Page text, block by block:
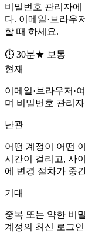
비밀번호 관리자에
다. 이메일·브라우
할 때 하세요.
⏱ 30분★ 보통
현재
이메일·브라우저·
며 비밀번호 관리
난관
어떤 계정이 어떤
시간이 걸리고, 사
에 변경 절차가 중
기대
중복 또는 약한 비
계정의 최신 로그